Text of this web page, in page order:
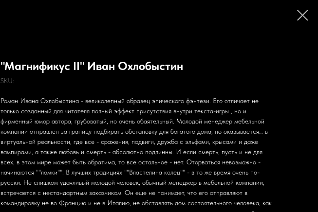
"Магнификус II" Иван Охлобыстин
SKU:
Роман Ивана Охлобыстина - великолепный образец эпического фэнтези. Его отличает не
только созданный для читателя полный эффект присутствия внутри текста-игры , но и
фирменный юмор автора, грубоватый, но очень обаятельный. Молодой менеджер мебельной
компании отправлен за границу подбирать обстановку для богатого дома, но оказывается… в
виртуальной реальности, где все - сражения, подвиги, дружба с эльфами, крысами и даже
вампирами, а также любовь и смерть - абсолютно подлинны. И если смерть, пусть и не для
всех, в этом мире может быть обратима, то все остальное - нет. Оторваться невозможно -
начинаются ""ломки"". В лучших традициях ""Властелина колец"" - в то же время очень по-
русски. Не слишком удачливый молодой человек, обычный менеджер в мебельной компании,
встречается с нестандартным заказчиком. Он еще не понимает, что его отправляют в
командировку не во Францию и не в Италию, не обставлять дом состоятельного человека, как